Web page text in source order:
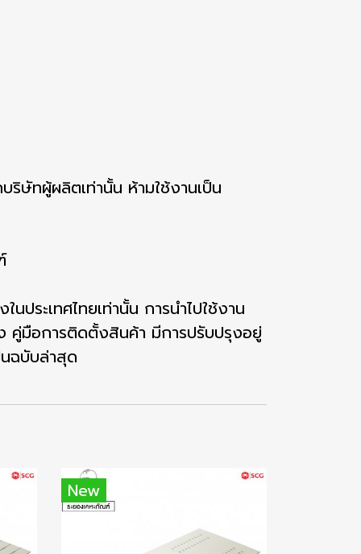
ษัทผู้ผลิตเท่านั้น ห้ามใช้งานเป็น
ระเทศไทยเท่านั้น การนำไปใช้งาน
คู่มือการติดตั้งสินค้า มีการปรับปรุงอยู่
ฉบับล่าสุด
New